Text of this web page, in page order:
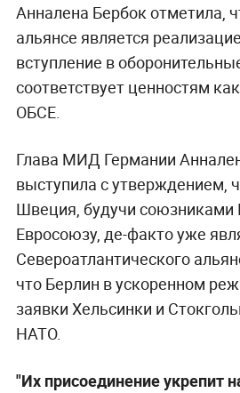
Анналена Бербок отметила,
альянсе является
вступление в
соответствует ценностям
ОБСЕ.
Глава МИД Германии
выступила с утверждением,
Швеция, будучи союзниками
Евросоюзу, де-факто уже
Североатлантического
что Берлин в ускоренном
заявки Хельсинки и
НАТО.
"Их присоединение укрепит